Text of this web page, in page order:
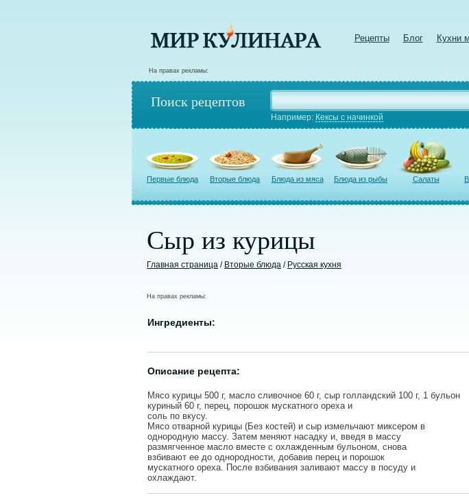
Рецепты Блог Кухни
На правах рекламы:
Поиск рецептов
Например: Кексы с начинкой
Первые блюда Вторые блюда Блюда из мяса Блюда из рыбы Салаты
Сыр из курицы
Главная страница / Вторые блюда / Русская кухня
На правах рекламы:
Ингредиенты:
Описание рецепта:
Мясо курицы 500 г, масло сливочное 60 г, сыр голландский 100 г, 1 бульон
куриный 60 г, перец, порошок мускатного ореха и
соль по вкусу.
Мясо отварной курицы (Без костей) и сыр измельчают миксером в
однородную массу. Затем меняют насадку и, введя в массу
размягченное масло вместе с охлажденным бульоном, снова
взбивают ее до однородности, добавив перец и порошок
мускатного ореха. После взбивания заливают массу в посуду и
охлаждают.